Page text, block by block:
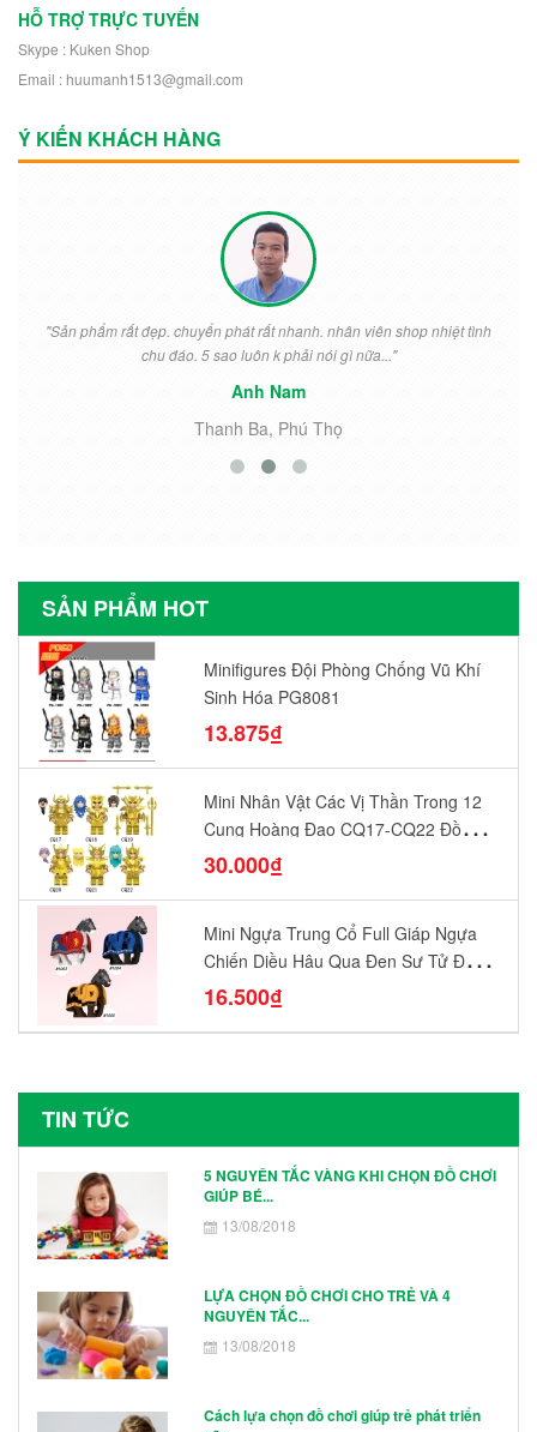
HỖ TRỢ TRỰC TUYẾN
Skype : Kuken Shop
Email : huumanh1513@gmail.com
Ý KIẾN KHÁCH HÀNG
"Sản phẩm rất đẹp. chuyển phát rất nhanh. nhân viên shop nhiệt tình
chu đáo. 5 sao luôn k phải nói gì nữa..."
Anh Nam
Thanh Ba, Phú Thọ
SẢN PHẨM HOT
Minifigures Đội Phòng Chống Vũ Khí
Sinh Hóa PG8081
13.875₫
Mini Nhân Vật Các Vị Thần Trong 12
Cung Hoàng Đạo CQ17-CQ22 Đồ
Chơi Lắp Ráp Mô Hình Yêu Thích
30.000₫
Mini Ngựa Trung Cổ Full Giáp Ngựa
Chiến Diều Hâu Quạ Đen Sư Tử Đỏ
N1003 - N1005 Đồ Chơi Lắp Ráp Mô
16.500₫
TIN TỨC
5 NGUYÊN TẮC VÀNG KHI CHỌN ĐỒ CHƠI
GIÚP BÉ...
13/08/2018
LỰA CHỌN ĐỒ CHƠI CHO TRẺ VÀ 4
NGUYÊN TẮC...
13/08/2018
Cách lựa chọn đồ chơi giúp trẻ phát triển